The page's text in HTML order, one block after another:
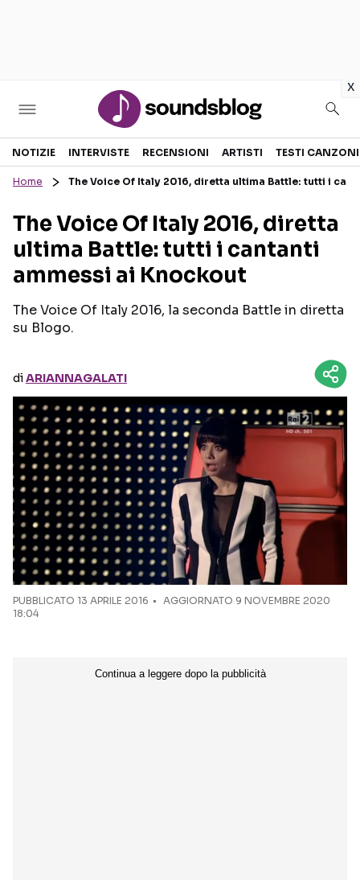
x
Sezioni
RECENSIONI MUSICALI
INTERVISTE
GOSSIP E CURIOSITÀ
TESTI CANZONI
TOUR ED EVENTI
TALENT SHOW
Seguici sui social
NOTIZIE INTERVISTE RECENSIONI ARTISTI TESTI CANZONI
Home The Voice Of Italy 2016, diretta ultima Battle: tutti i
The Voice Of Italy 2016, diretta
ultima Battle: tutti i cantanti
ammessi ai Knockout
The Voice Of Italy 2016, la seconda Battle in diretta
su Blogo.
diARIANNAGALATI
PUBBLICATO 13 APRILE 2016
AGGIORNATO 9 NOVEMBRE 2020
18:04